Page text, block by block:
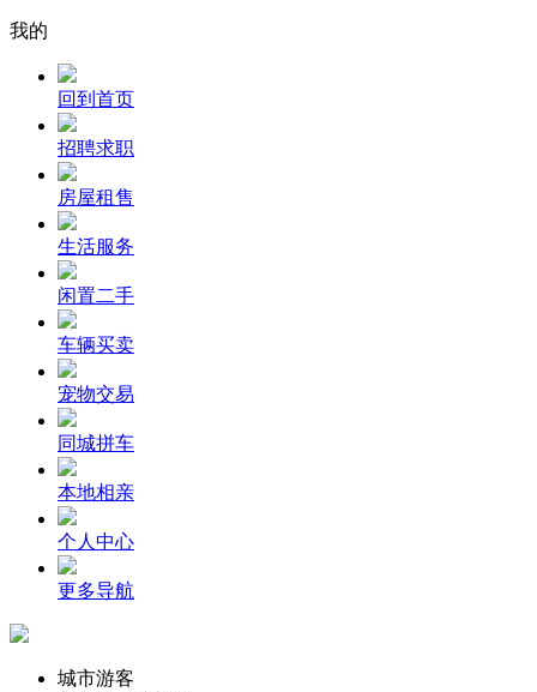
我的
回到首页
招聘求职
房屋租售
生活服务
闲置二手
车辆买卖
宠物交易
同城拼车
本地相亲
个人中心
更多导航
城市游客